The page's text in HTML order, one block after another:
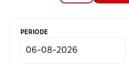
PERIODE